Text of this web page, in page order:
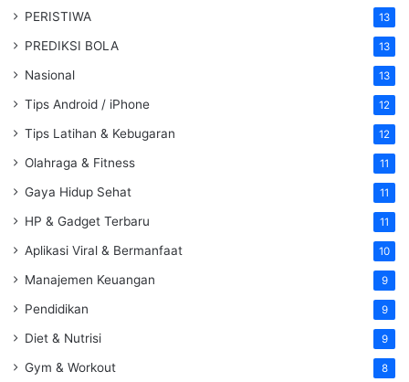
PERISTIWA 13
PREDIKSI BOLA 13
Nasional 13
Tips Android / iPhone 12
Tips Latihan & Kebugaran 12
Olahraga & Fitness 11
Gaya Hidup Sehat 11
HP & Gadget Terbaru 11
Aplikasi Viral & Bermanfaat 10
Manajemen Keuangan 9
Pendidikan 9
Diet & Nutrisi 9
Gym & Workout 8